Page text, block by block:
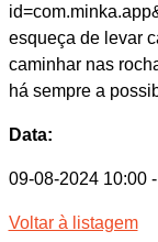
esqueça de levar
caminhar nas
há sempre a
Data:
09-08-2024 10:00
Voltar à listagem